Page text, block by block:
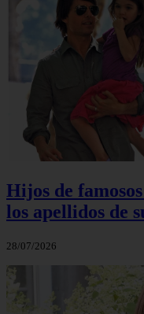
Hijos de
los apellidos de
28/07/2026